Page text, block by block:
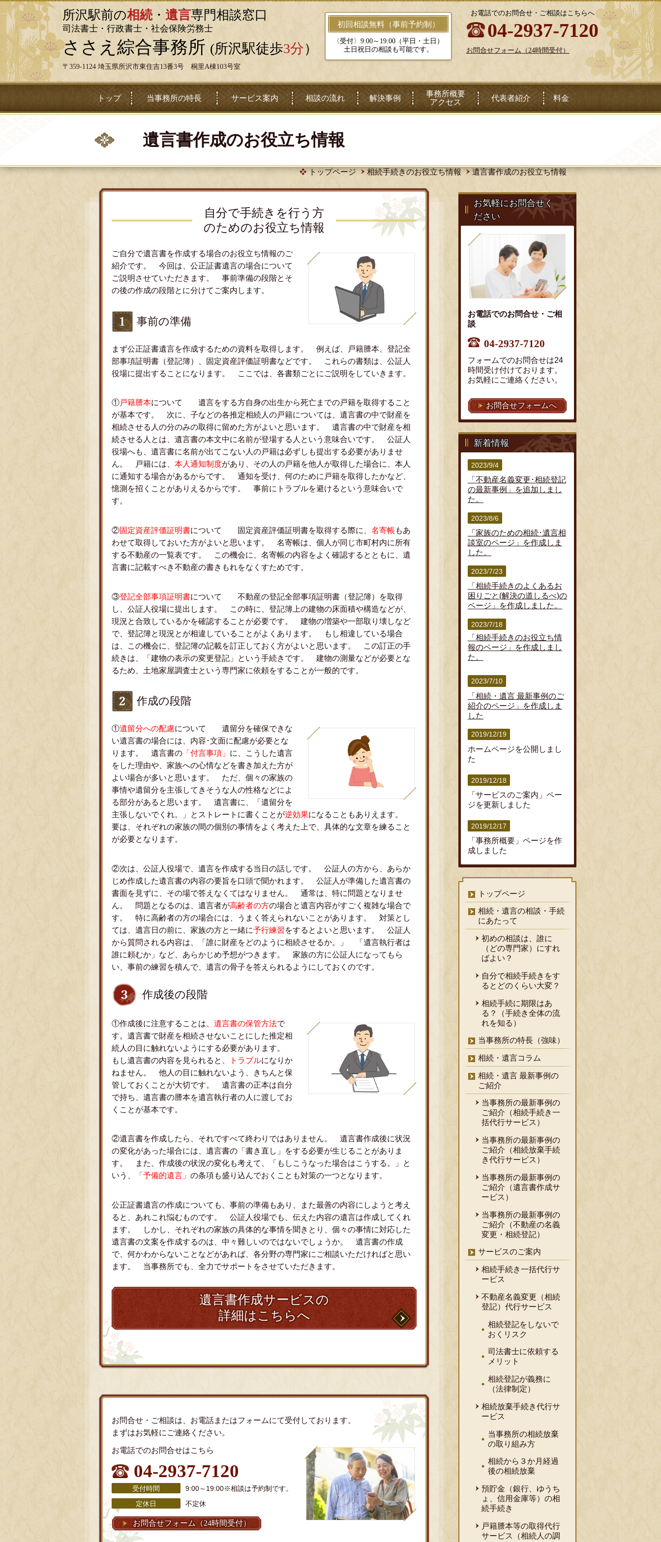
所沢駅前の相続・ 遺言専門相談窓口
司法書士・行政書士・社会保険労務士
ささえ綜合事務所 (所沢駅徒歩3分）
〒359-1124 埼玉県所沢市東住吉13番3号 桐里A棟103号室
初回相談無料（事前予約制）
〈受付〉9:00～19:00（平日・土日）
土日祝日の相談も可能です。
お電話でのお問合せ・ご相談はこちらへ
04-2937-7120
お問合せフォーム（24時間受付）
トップ 当事務所の特長 サービス案内 相談の流れ 解決事例
事務所概要
アクセス
代表者紹介 料金
遺言書作成のお役立ち情報
トップページ 相続手続きのお役立ち情報 遺言書作成のお役立ち情報
自分で手続きを行う方
のためのお役立ち情報
ご自分で遺言書を作成する場合のお役立ち情報のご
紹介です。 今回は、公正証書遺言の場合について
ご説明させていただきます。 事前準備の段階とそ
の後の作成の段階とに分けてご案内します。
事前の準備
まず公正証書遺言を作成するための資料を取得します。 例えば、戸籍謄本、登記全
部事項証明書（登記簿）、固定資産評価証明書などです。 これらの書類は、公証人
役場に提出することになります。 ここでは、各書類ごとにご説明をしていきます。
①戸籍謄本について 遺言をする方自身の出生から死亡までの戸籍を取得すること
が基本です。 次に、子などの各推定相続人の戸籍については、遺言書の中で財産を
相続させる人の分のみの取得に留めた方がよいと思います。 遺言書の中で財産を相
続させる人とは、遺言書の本文中に名前が登場する人という意味合いです。 公証人
役場へも、遺言書に名前が出てこない人の戸籍は必ずしも提出する必要がありませ
ん。 戸籍には、 本人通知制度があり、その人の戸籍を他人が取得した場合に、本人
に通知する場合があるからです。 通知を受け、何のために戸籍を取得したかなど、
憶測を招くことがありえるからです。 事前にトラブルを避けるという意味合いで
す。
②固定資産評価証明書について 固定資産評価証明書を取得する際に、 名寄帳 もあ
わせて取得しておいた方がよいと思います。 名寄帳は、個人が同じ市町村内に所有
する不動産の一覧表です。 この機会に、名寄帳の内容をよく確認するとともに、遺
言書に記載すべき不動産の書きもれをなくすためです。
③登記全部事項証明書について 不動産の登記全部事項証明書（登記簿）を取得
し、公証人役場に提出します。 この時に、登記簿上の建物の床面積や構造などが、
現況と合致しているかを確認することが必要です。 建物の増築や一部取り壊しなど
で、登記簿と現況とが相違していることがよくあります。 もし相違している場合
は、この機会に、登記簿の記載を訂正しておく方がよいと思います。 この訂正の手
続きは、「建物の表示の変更登記」という手続きです。 建物の測量などが必要とな
るため、土地家屋調査士という専門家に依頼をすることが一般的です。
作成の段階
①遺留分への配慮について 遺留分を確保できな
い遺言書の場合には、内容･文面に配慮が必要とな
ります。 遺言書の 「付言事項」 に、こうした遺言
をした理由や、家族への心情などを書き加えた方が
よい場合が多いと思います。 ただ、個々の家族の
事情や遺留分を主張してきそうな人の性格などによ
る部分があると思います。 遺言書に、「遺留分を
主張しないでくれ。」とストレートに書くことが逆効果になることもありえます。
要は、それぞれの家族の間の個別の事情をよく考えた上で、具体的な文章を練ること
が必要となります。
②次は、公証人役場で、遺言を作成する当日の話しです。 公証人の方から、あらか
じめ作成した遺言書の内容の要旨を口頭で聞かれます。 公証人が準備した遺言書の
書面を見ずに、その場で答えなくてはなりません。 通常は、特に問題となりませ
ん。 問題となるのは、遺言者が高齢者の方の場合と遺言内容がすごく複雑な場合で
す。 特に高齢者の方の場合には、うまく答えられないことがあります。 対策とし
ては、遺言日の前に、家族の方と一緒に予行練習をするとよいと思います。 公証人
から質問される内容は、「誰に財産をどのように相続させるか。」 「遺言執行者は
誰に頼むか」など、あらかじめ予想がつきます。 家族の方に公証人になってもら
い、事前の練習を積んで、遺言の骨子を答えられるようにしておくのです。
作成後の段階
①作成後に注意することは、 遺言書の保管方法で
す。遺言書で財産を相続させないことにした推定相
続人の目に触れないようにする必要があります。
もし遺言書の内容を見られると、
トラブルになりか
ねません。 他人の目に触れないよう、きちんと保
管しておくことが大切です。 遺言書の正本は自分
で持ち、遺言書の謄本を遺言執行者の人に渡してお
くことが基本です。
②遺言書を作成したら、それですべて終わりではありません。 遺言書作成後に状況
の変化があった場合には、遺言書の「書き直し」をする必要が生じることがありま
す。 また、作成後の状況の変化も考えて、「もしこうなった場合はこうする。」と
いう、
「予備的遺言」 の条項も盛り込んでおくことも対策の一つとなります。
公正証書遺言の作成についても、事前の準備もあり、また最善の内容にしようと考え
ると、あれこれ悩むものです。 公証人役場でも、伝えた内容の遺言は作成してくれ
ます。 しかし、それぞれの家族の具体的な事情を聞きとり、個々の事情に対応した
遺言書の文案を作成するのは、中々難しいのではないでしょうか。 遺言書の作成
で、何かわからないことなどがあれば、各分野の専門家にご相談いただければと思い
ます。 当事務所でも、全力でサポートをさせていただきます。
遺言書作成サービスの
詳細はこちらへ
お問合せ・ご相談は、お電話またはフォームにて受付しております。
まずはお気軽にご連絡ください。
お電話でのお問合せはこちら
04-2937-7120
受付時間
9:00～19:00※相談は予約制です。
定休日
不定休
お問合せフォーム（24時間受付）
お気軽にお問合せく
ださい
お電話でのお問合せ・ご相
談
04-2937-7120
フォームでのお問合せは24
時間受け付けております。
お気軽にご連絡ください。
お問合せフォームへ
新着情報
2023/9/4
「不動産名義変更･相続登記
の最新事例」を追加しまし
た。
2023/8/6
「家族のための相続･遺言相
談室のページ」を作成しま
した。
2023/7/23
「相続手続きのよくあるお
困りごと(解決の道しるべ)の
ページ」を作成しました。
2023/7/18
「相続手続きのお役立ち情
報のページ」を作成しまし
た。
2023/7/10
「相続・遺言 最新事例のご
紹介のページ」を作成しま
した
2019/12/19
ホームページを公開しまし
た
2019/12/18
「サービスのご案内」ペー
ジを更新しました
2019/12/17
「事務所概要」ページを作
成しました
トップページ
相続・遺言の相談・手続
にあたって
初めの相談は、誰に
（どの専門家）にすれ
ばよい？
自分で相続手続きをす
るとどのくらい大変？
相続手続に期限はあ
る？（手続き全体の流
れを知る）
当事務所の特長（強味）
相続・遺言コラム
相続・遺言 最新事例の
ご紹介
当事務所の最新事例の
ご紹介（相続手続き一
括代行サービス）
当事務所の最新事例の
ご紹介（相続放棄手続
き代行サービス）
当事務所の最新事例の
ご紹介（遺言書作成サ
ービス）
当事務所の最新事例の
ご紹介（不動産の名義
変更・相続登記）
サービスのご案内
相続手続き一括代行サ
ービス
不動産名義変更（相続
登記）代行サービス
相続登記をしないで
おくリスク
司法書士に依頼する
メリット
相続登記が義務に
（法律制定）
相続放棄手続き代行サ
ービス
当事務所の相続放棄
の取り組み方
相続から３か月経過
後の相続放棄
預貯金（銀行、ゆうち
ょ、信用金庫等）の相
続手続き
戸籍謄本等の取得代行
サービス（相続人の調